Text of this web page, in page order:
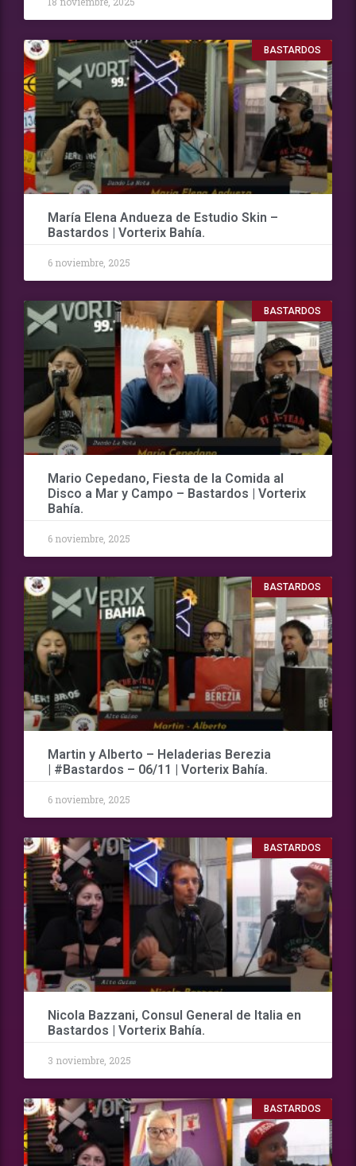
BASTARDOS
María Elena Andueza de Estudio Skin –
Bastardos | Vorterix Bahía.
6 noviembre, 2025
BASTARDOS
Mario Cepedano, Fiesta de la Comida al
Disco a Mar y Campo – Bastardos | Vorterix
Bahía.
6 noviembre, 2025
BASTARDOS
Martin y Alberto – Heladerias Berezia
| #Bastardos – 06/11 | Vorterix Bahía.
6 noviembre, 2025
BASTARDOS
Nicola Bazzani, Consul General de Italia en
Bastardos | Vorterix Bahía.
3 noviembre, 2025
BASTARDOS